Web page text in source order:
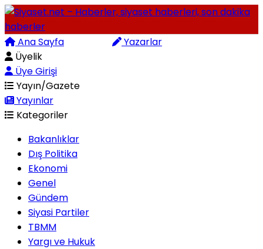
Ana Sayfa
Yazarlar
Üyelik
Üye Girişi
Yayın/Gazete
Yayınlar
Kategoriler
Bakanlıklar
Dış Politika
Ekonomi
Genel
Gündem
Siyasi Partiler
TBMM
Yargı ve Hukuk